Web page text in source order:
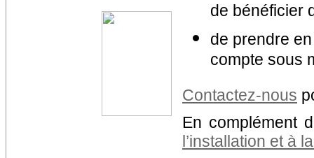
de bénéficier
de prendre
compte sous
Contactez-nous
En complément
l’installation et à